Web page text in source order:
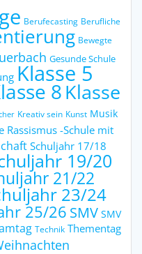
Berufecasting Berufliche
Bewegte
Gesunde Schule
Klasse 5
8Klasse
Kreativ sein Kunst Musik
Rassismus -Schule mit
Schuljahr 17/18
19/20
21/22
23/24
25/26 SMV SMV
Technik Thementag